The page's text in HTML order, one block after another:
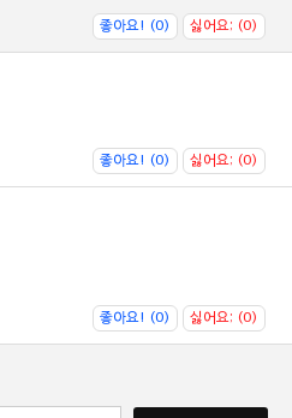
좋아요! (0) 싫어요; (0)
좋아요! (0) 싫어요; (0)
좋아요! (0) 싫어요; (0)